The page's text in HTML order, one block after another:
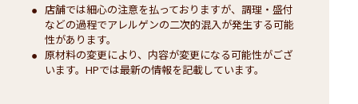
店舗では細心の注意を払っておりますが、調理・盛付
などの過程でアレルゲンの二次的混入が発生する可能
性があります。
原材料の変更により、内容が変更になる可能性がござ
います。HPでは最新の情報を記載しています。